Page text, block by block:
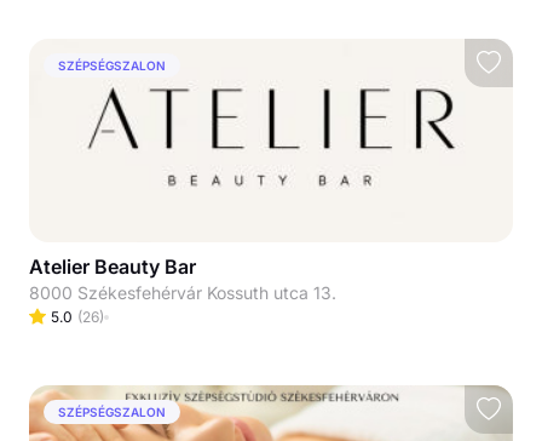
SZÉPSÉGSZALON
Atelier Beauty Bar
8000 Székesfehérvár Kossuth utca 13.
5.0 (26)
SZÉPSÉGSZALON